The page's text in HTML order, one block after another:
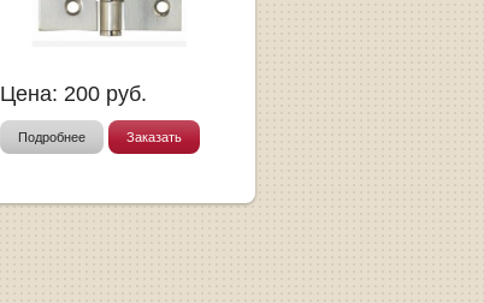
Цена: 200 руб.
Подробнее Заказать